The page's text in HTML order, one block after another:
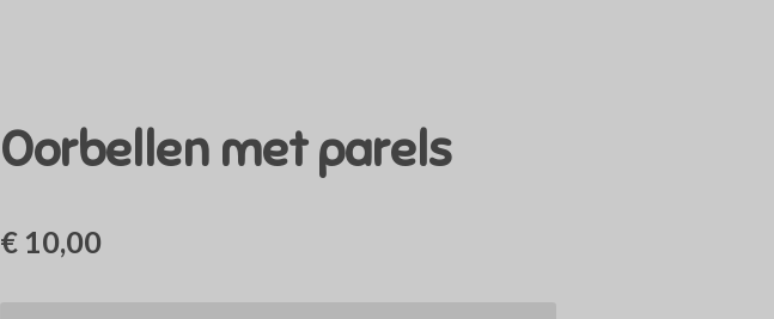
Oorbellen met parels
€ 10,00